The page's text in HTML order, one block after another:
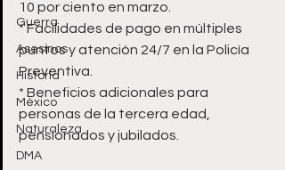
Guerra
Asesinos
Historia
México
Naturaleza
DMA
10 por ciento en marzo.
* Facilidades de pago en múltiples
puntos y atención 24/7 en la Policía
Preventiva.
* Beneficios adicionales para
personas de la tercera edad,
pensionados y jubilados.